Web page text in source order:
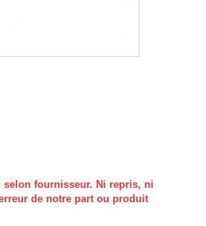
selon fournisseur. Ni repris, ni
de notre part ou produit